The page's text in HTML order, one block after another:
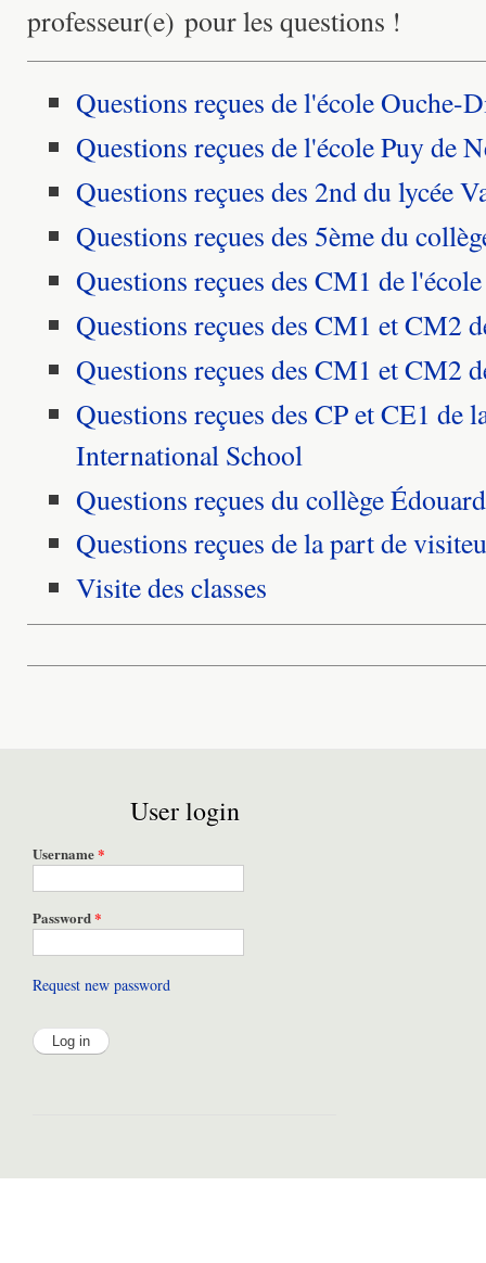
professeur(e) pour les questions !
Questions reçues de l'école Ouche-
Questions reçues de l'école Puy de
Questions reçues des 2nd du lycée
Questions reçues des 5ème du
Questions reçues des CM1 de
Questions reçues des CM1 et CM2
Questions reçues des CM1 et CM2
Questions reçues des CP et CE1 de
International School
Questions reçues du collège
Questions reçues de la part de
Visite des classes
User login
Username*
Password*
Request new password